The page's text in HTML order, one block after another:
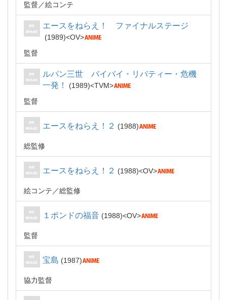
監督 絵コンテ
エースをねらえ！ ファイナルステージ
1989
OV
監督
ルパン三世 バイバイ・リバティー・危機
一発！
1989
TVM
監督
エースをねらえ！２ 1988
総監修
エースをねらえ！２ 1988 OV
絵コンテ 総監修
１ポンドの福音 1988 OV
監督
宝島 1987
協力監督